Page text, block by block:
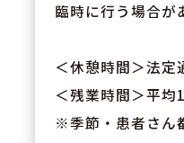
臨時に行う場合が
＜休憩時間＞法定
＜残業時間＞平均
※季節・患者さん